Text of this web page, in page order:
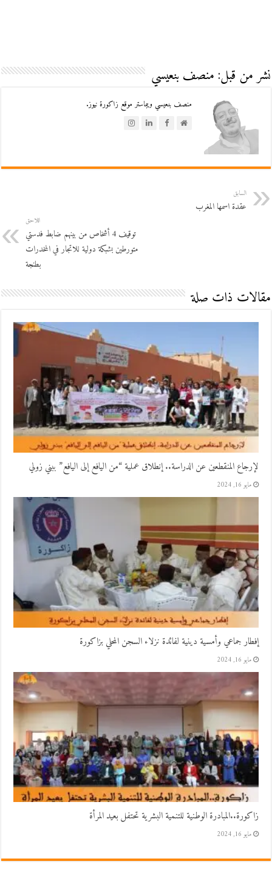
نشر من قبل: منصف بنعيسي
منصف بنعيسي ويبماستر موقع زاكورة نيوز.
السابق
عقدة اسمها المغرب
اللاحق
توقيف 4 أشخاص من بينهم ضابط فدستي
متورطين بشبكة دولية للاتجار في المخدرات
بطنجة
مقالات ذات صلة
لإرجاع المنقطعين عن الدراسة.. إنطلاق عملية “من اليافع إلى اليافع” ببني زولي
مايو 16, 2024
إفطار جماعي وأمسية دينية لفائدة نزلاء السجن المحلي بزاكورة
مايو 16, 2024
زاكورة..المبادرة الوطنية للتنمية البشرية تحتفل بعيد المرأة
مايو 16, 2024